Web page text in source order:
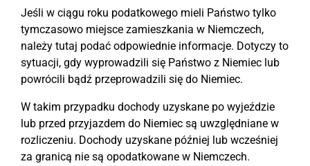
Jeśli w ciągu roku podatkowego mieli Państwo tylko
tymczasowo miejsce zamieszkania w Niemczech,
należy tutaj podać odpowiednie informacje. Dotyczy to
sytuacji, gdy wyprowadzili się Państwo z Niemiec lub
powrócili bądź przeprowadzili się do Niemiec.
W takim przypadku dochody uzyskane po wyjeździe
lub przed przyjazdem do Niemiec są uwzględniane w
rozliczeniu. Dochody uzyskane później lub wcześniej
za granicą nie są opodatkowane w Niemczech.